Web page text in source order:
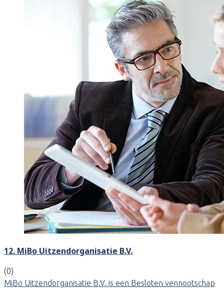
12. MiBo Uitzendorganisatie B.V.
(0)
MiBo Uitzendorganisatie B.V. is een Besloten vennootschap